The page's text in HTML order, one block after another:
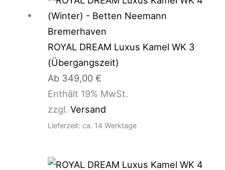
ROYAL DREAM Luxus Kamel WK 3
(Übergangszeit)
Ab 349,00 €
Enthält 19% MwSt.
zzgl. Versand
Lieferzeit: ca. 14 Werktage